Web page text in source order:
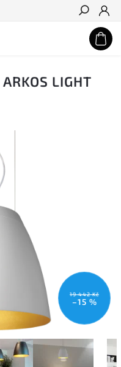
Hledat
LIGHT
19 442 Kč
–15 %